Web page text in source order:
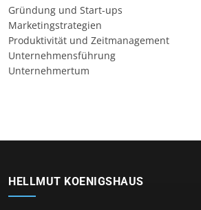
Gründung und Start-ups
Marketingstrategien
Produktivität und Zeitmanagement
Unternehmensführung
Unternehmertum
HELLMUT KOENIGSHAUS